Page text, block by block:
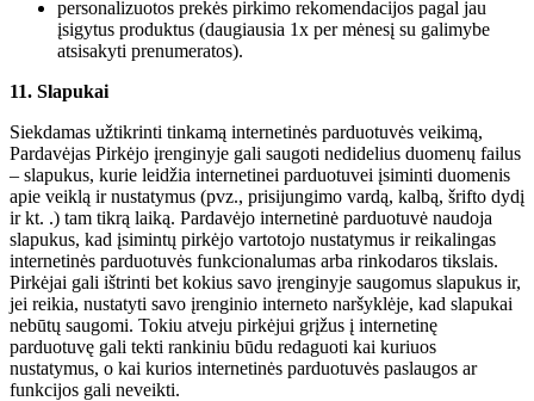
personalizuotos prekės pirkimo rekomendacijos pagal jau
įsigytus produktus (daugiausia 1x per mėnesį su galimybe
atsisakyti prenumeratos).
11. Slapukai
Siekdamas užtikrinti tinkamą internetinės parduotuvės veikimą,
Pardavėjas Pirkėjo įrenginyje gali saugoti nedidelius duomenų failus
– slapukus, kurie leidžia internetinei parduotuvei įsiminti duomenis
apie veiklą ir nustatymus (pvz., prisijungimo vardą, kalbą, šrifto dydį
ir kt. .) tam tikrą laiką. Pardavėjo internetinė parduotuvė naudoja
slapukus, kad įsimintų pirkėjo vartotojo nustatymus ir reikalingas
internetinės parduotuvės funkcionalumas arba rinkodaros tikslais.
Pirkėjai gali ištrinti bet kokius savo įrenginyje saugomus slapukus ir,
jei reikia, nustatyti savo įrenginio interneto naršyklėje, kad slapukai
nebūtų saugomi. Tokiu atveju pirkėjui grįžus į internetinę
parduotuvę gali tekti rankiniu būdu redaguoti kai kuriuos
nustatymus, o kai kurios internetinės parduotuvės paslaugos ar
funkcijos gali neveikti.